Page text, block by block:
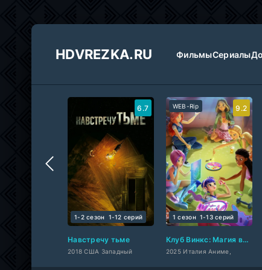
HDVREZKA.RU ФильмыСериалы
Навстречу тьме
2018 США Западный
1-2 сезон 1-12 cерий
6.7
Клуб Винкс: Магия возвращается
2025 Италия Аниме,
WEB-Rip
1 сезон 1-13 cерий
9.2